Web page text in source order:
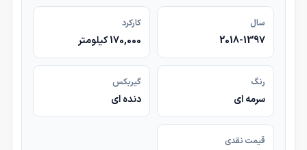
سال
2018-1397
کارکرد
170,000 کیلومتر
رنگ
سرمه ای
گیربکس
دنده ای
قیمت نقدی